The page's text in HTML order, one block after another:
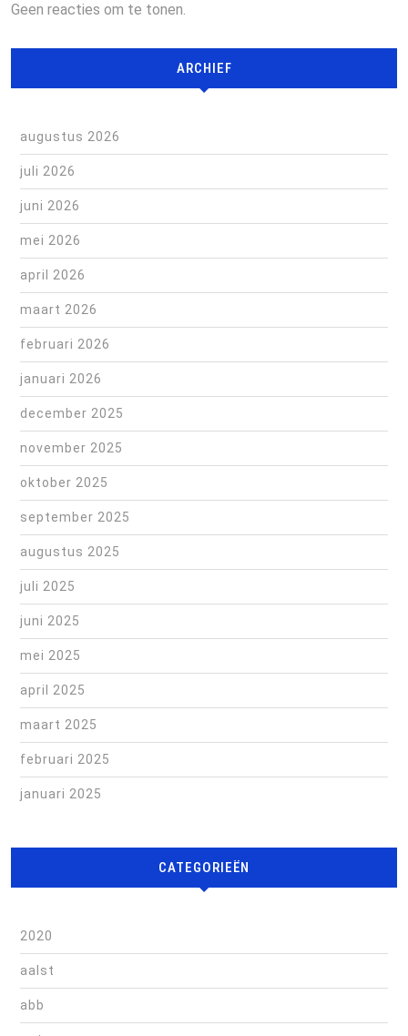
Geen reacties om te tonen.
ARCHIEF
augustus 2026
juli 2026
juni 2026
mei 2026
april 2026
maart 2026
februari 2026
januari 2026
december 2025
november 2025
oktober 2025
september 2025
augustus 2025
juli 2025
juni 2025
mei 2025
april 2025
maart 2025
februari 2025
januari 2025
CATEGORIEËN
2020
aalst
abb